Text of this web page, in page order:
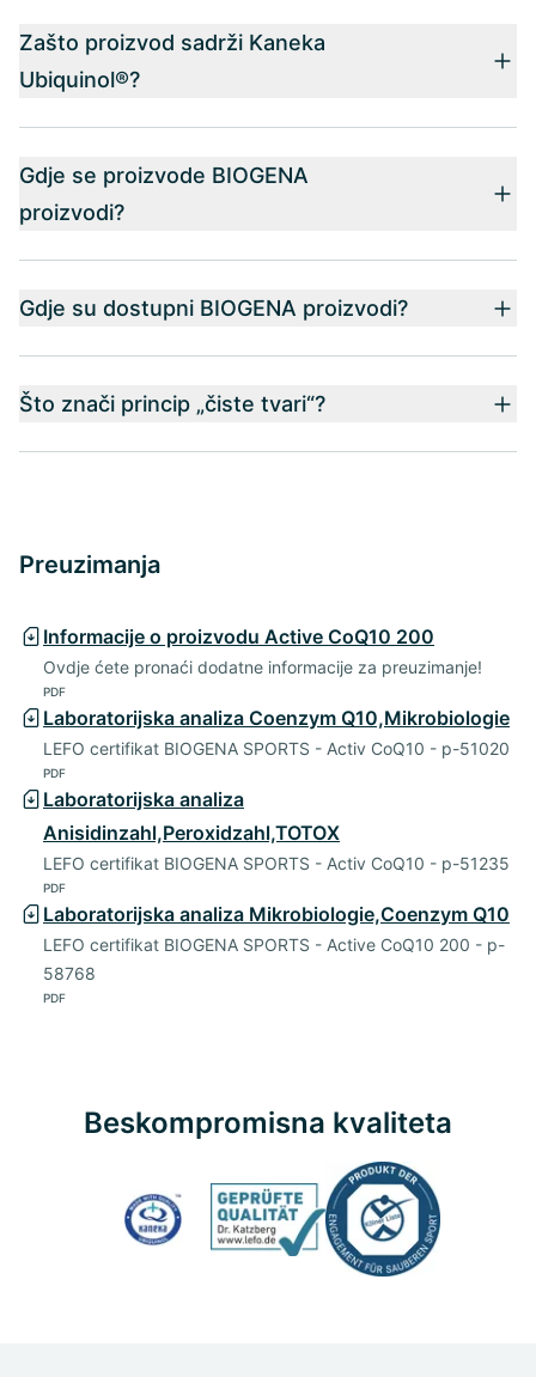
Zašto proizvod sadrži Kaneka
Ubiquinol®?
Gdje se proizvode BIOGENA
proizvodi?
Gdje su dostupni BIOGENA proizvodi?
Što znači princip „čiste tvari“?
Preuzimanja
Informacije o proizvodu Active CoQ10 200
Ovdje ćete pronaći dodatne informacije za preuzimanje!
PDF
Laboratorijska analiza Coenzym Q10,Mikrobiologie
LEFO certifikat BIOGENA SPORTS - Activ CoQ10 - p-51020
PDF
Laboratorijska analiza
Anisidinzahl,Peroxidzahl,TOTOX
LEFO certifikat BIOGENA SPORTS - Activ CoQ10 - p-51235
PDF
Laboratorijska analiza Mikrobiologie,Coenzym Q10
LEFO certifikat BIOGENA SPORTS - Active CoQ10 200 - p-
58768
PDF
Beskompromisna kvaliteta